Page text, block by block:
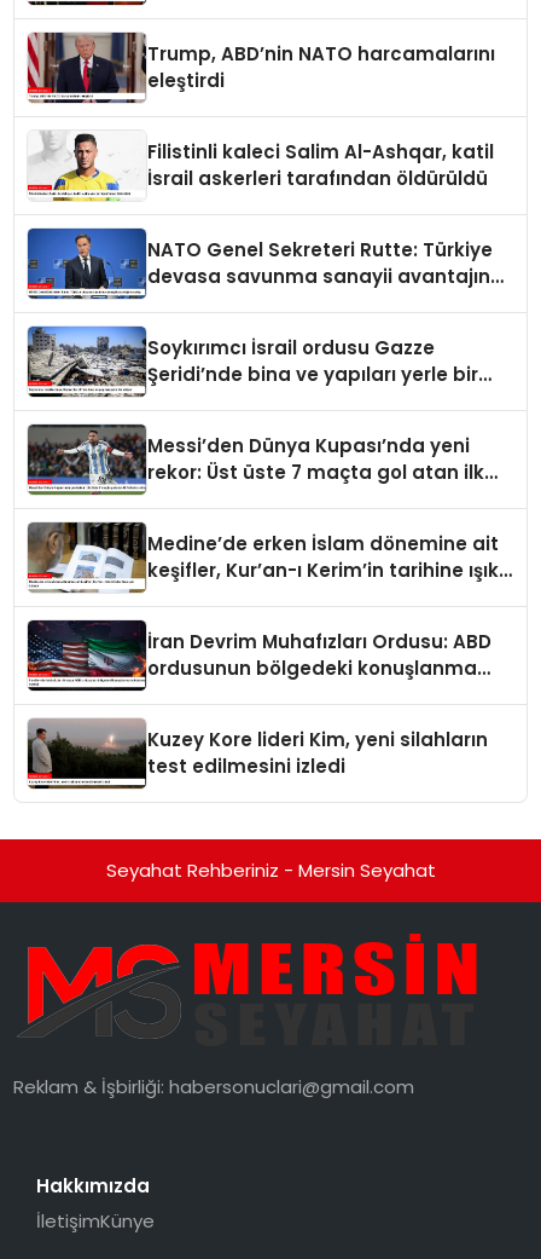
Trump, ABD’nin NATO harcamalarını
eleştirdi
Filistinli kaleci Salim Al-Ashqar, katil
İsrail askerleri tarafından öldürüldü
NATO Genel Sekreteri Rutte: Türkiye
devasa savunma sanayii avantajına
Soykırımcı İsrail ordusu Gazze
Şeridi’nde bina ve yapıları yerle bir
Messi’den Dünya Kupası’nda yeni
rekor: Üst üste 7 maçta gol atan ilk
Medine’de erken İslam dönemine ait
keşifler, Kur’an-ı Kerim’in tarihine ışık
İran Devrim Muhafızları Ordusu: ABD
ordusunun bölgedeki konuşlanma
Kuzey Kore lideri Kim, yeni silahların
test edilmesini izledi
Seyahat Rehberiniz - Mersin Seyahat
Reklam & İşbirliği:habersonuclari@gmail.com
Hakkımızda
İletişimKünye